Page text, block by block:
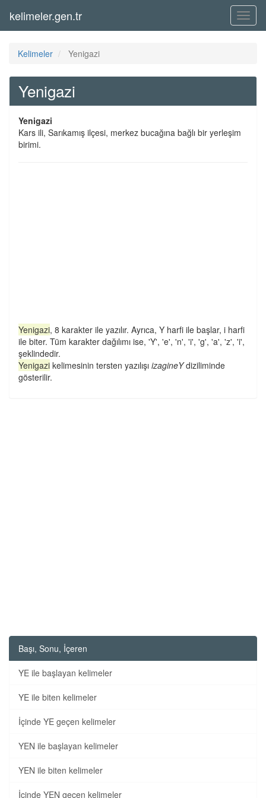
Menü
kelimeler.gen.tr
Kelimeler Yenigazi
Yenigazi
Yenigazi
Kars ili, Sarıkamış ilçesi, merkez bucağına bağlı bir yerleşim
birimi.
Yenigazi, 8 karakter ile yazılır. Ayrıca, Y harfi ile başlar, i harfi
ile biter. Tüm karakter dağılımı ise, 'Y', 'e', 'n', 'i', 'g', 'a', 'z', 'i',
şeklindedir.
Yenigazi kelimesinin tersten yazılışı izagineYdiziliminde
gösterilir.
Başı, Sonu, İçeren
YE ile başlayan kelimeler
YE ile biten kelimeler
İçinde YE geçen kelimeler
YEN ile başlayan kelimeler
YEN ile biten kelimeler
İçinde YEN geçen kelimeler